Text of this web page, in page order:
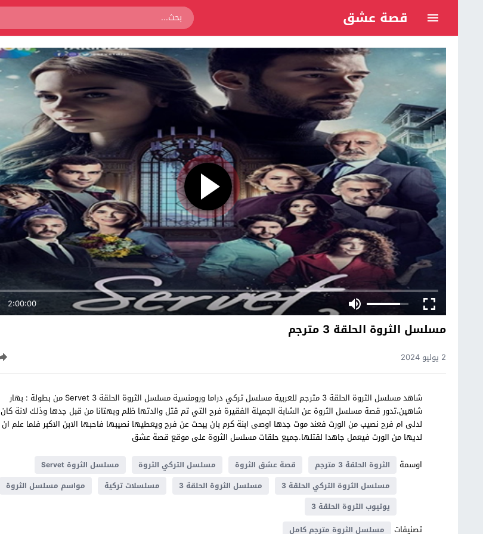
قصة عشق
2:00:00
مسلسل الثروة الحلقة 3 مترجم
2 يوليو 2024
شاهد مسلسل الثروة الحلقة 3 مترجم للعربية مسلسل تركي دراما ورومنسية مسلسل الثروة الحلقة 3 Servet من بطولة : بهار
شاهين،تدور قصة مسلسل الثروة عن الشابة الجميلة الفقيرة فرح التي تم قتل والدتها ظلم وبهتانا من قبل جدها وذلك لانة كان
لدلى ام فرح نصيب من الورث فعند موت جدها اوصى ابنة كرم بان يبحث عن فرح ويعطيها نصيبها فاحبها الابن الاكبر فلما علم ان
لديها من الورث فيعمل جاهدا لقتلها.جميع حلقات مسلسل الثروة على موقع قصة عشق
اوسمة
الثروة الحلقة 3 مترجم قصة عشق الثروة مسلسل التركي الثروة
مسلسل الثروة Servet
مسلسل الثروة التركي الحلقة 3
مسلسل الثروة الحلقة 3 مسلسلات تركية
مواسم مسلسل الثروة
يوتيوب الثروة الحلقة 3
تصنيفات مسلسل الثروة مترجم كامل